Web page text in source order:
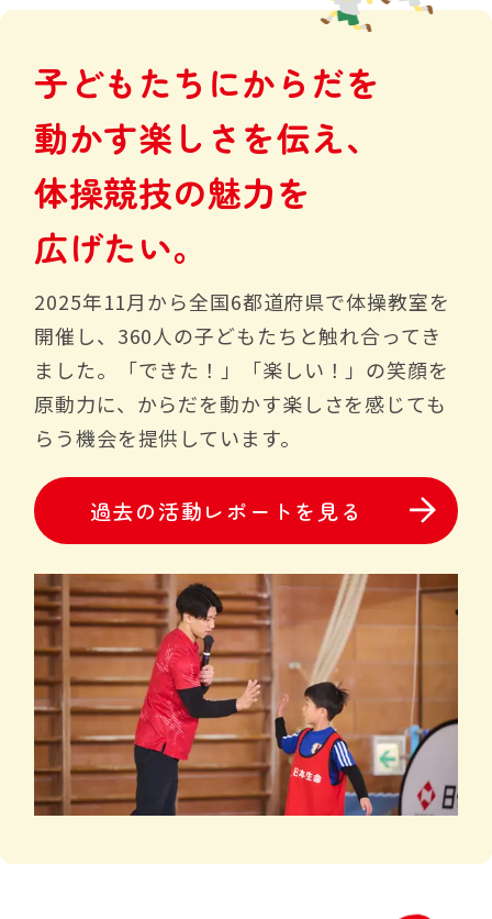
子 ども たち にから だを
動かす楽 し さ を伝え、
体操競技の魅力を
広げたい。
2025年11月から全国6都道府県で体操教室を
開催し、360人の子どもたちと触れ合ってき
ました。「できた！」「楽しい！」の笑顔を
原動力に、からだを動かす楽しさを感じても
らう機会を提供しています。
過去の活動レポートを見る